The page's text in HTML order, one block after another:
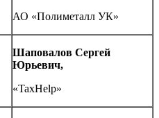
АО «Полиметалл УК»
Шаповалов Сергей
Юрьевич,
«TaxHelp»